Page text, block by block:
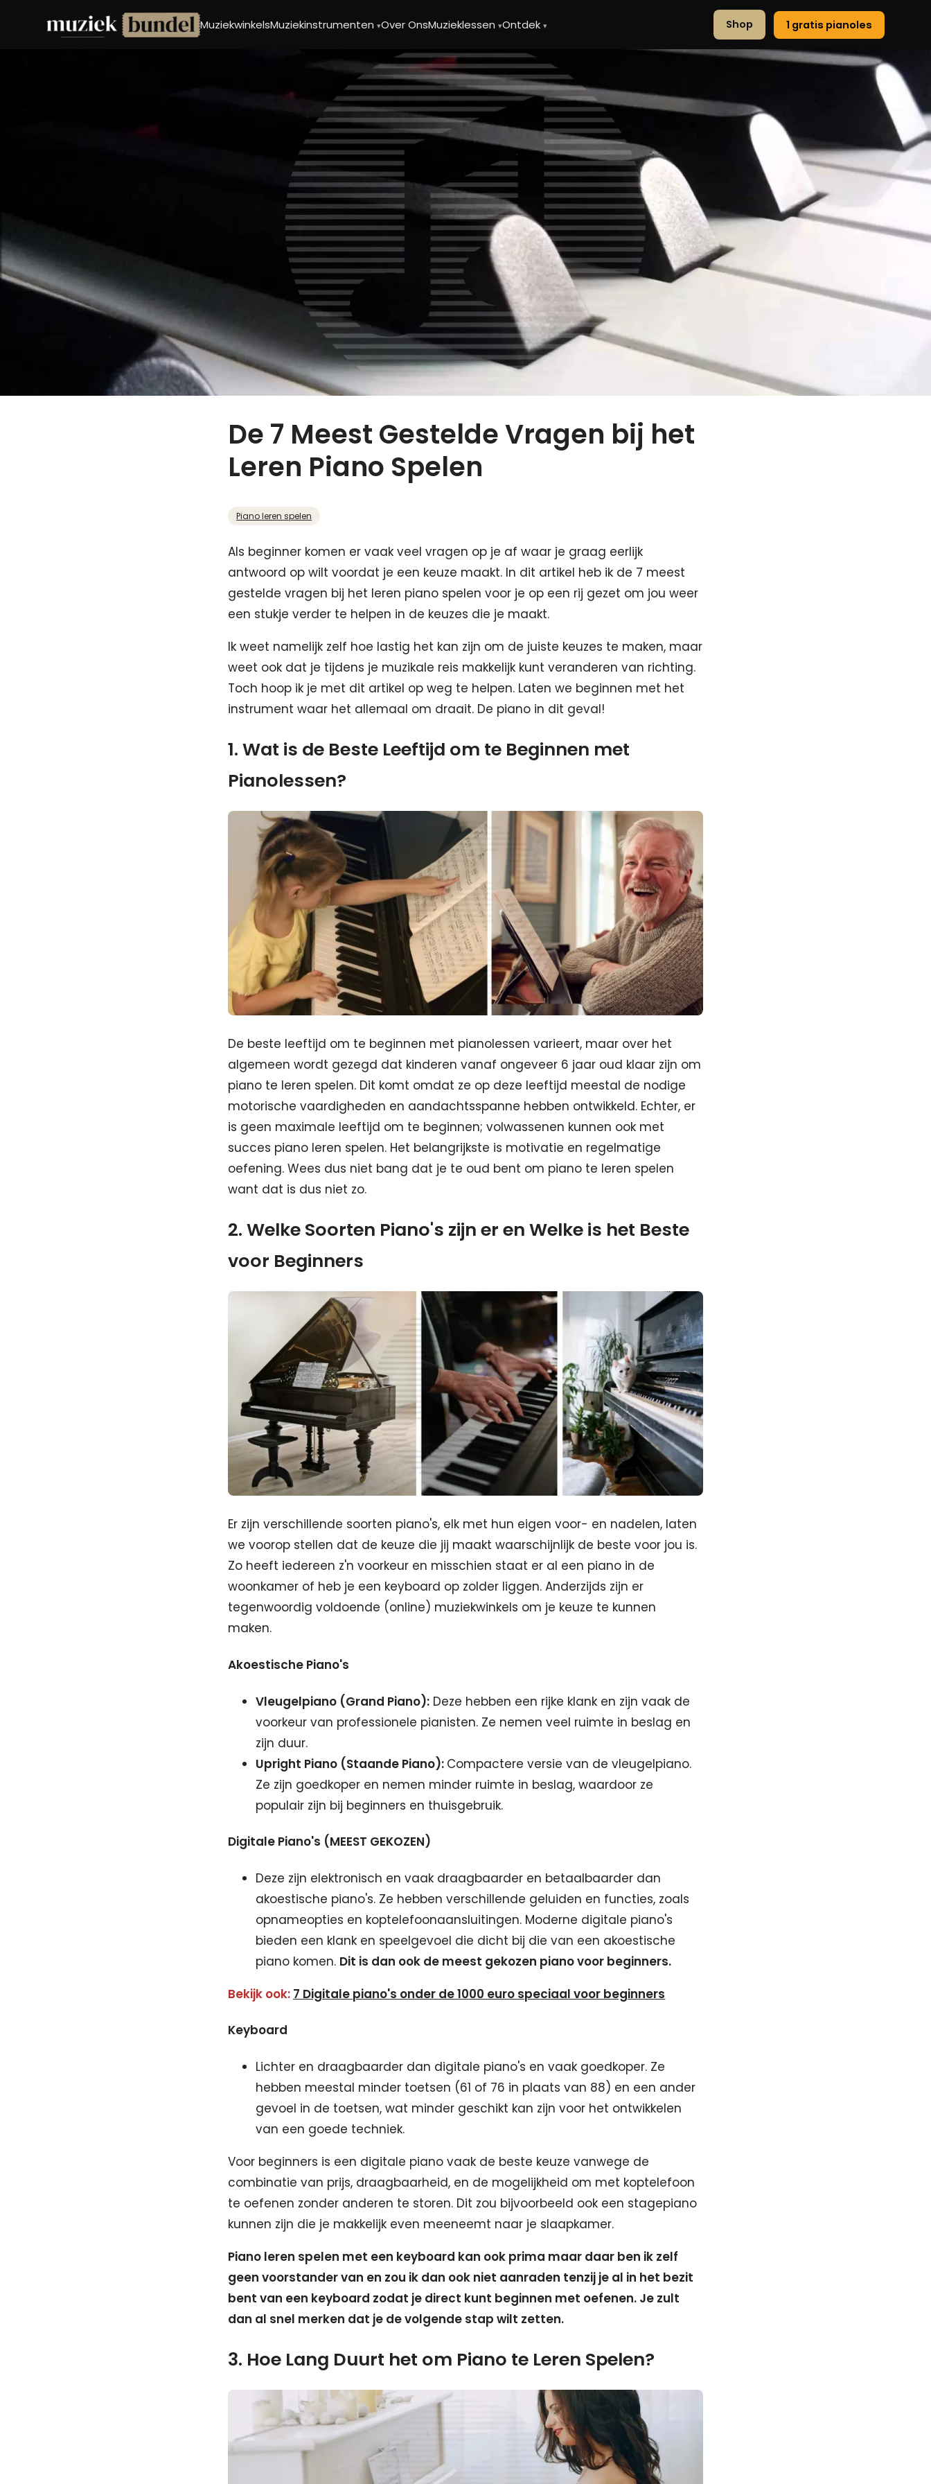
MuziekwinkelsMuziekinstrumenten▾Over OnsMuzieklessen▾Ontdek▾ Shop 1 gratis pianoles
De 7 Meest Gestelde Vragen bij het
Leren Piano Spelen
Piano leren spelen
Als beginner komen er vaak veel vragen op je af waar je graag eerlijk
antwoord op wilt voordat je een keuze maakt. In dit artikel heb ik de 7 meest
gestelde vragen bij het leren piano spelen voor je op een rij gezet om jou weer
een stukje verder te helpen in de keuzes die je maakt.
Ik weet namelijk zelf hoe lastig het kan zijn om de juiste keuzes te maken, maar
weet ook dat je tijdens je muzikale reis makkelijk kunt veranderen van richting.
Toch hoop ik je met dit artikel op weg te helpen. Laten we beginnen met het
instrument waar het allemaal om draait. De piano in dit geval!
1. Wat is de Beste Leeftijd om te Beginnen met
Pianolessen?
De beste leeftijd om te beginnen met pianolessen varieert, maar over het
algemeen wordt gezegd dat kinderen vanaf ongeveer 6 jaar oud klaar zijn om
piano te leren spelen. Dit komt omdat ze op deze leeftijd meestal de nodige
motorische vaardigheden en aandachtsspanne hebben ontwikkeld. Echter, er
is geen maximale leeftijd om te beginnen; volwassenen kunnen ook met
succes piano leren spelen. Het belangrijkste is motivatie en regelmatige
oefening. Wees dus niet bang dat je te oud bent om piano te leren spelen
want dat is dus niet zo.
2. Welke Soorten Piano's zijn er en Welke is het Beste
voor Beginners
Er zijn verschillende soorten piano's, elk met hun eigen voor- en nadelen, laten
we voorop stellen dat de keuze die jij maakt waarschijnlijk de beste voor jou is.
Zo heeft iedereen z'n voorkeur en misschien staat er al een piano in de
woonkamer of heb je een keyboard op zolder liggen. Anderzijds zijn er
tegenwoordig voldoende (online) muziekwinkels om je keuze te kunnen
maken.
Akoestische Piano's
Vleugelpiano (Grand Piano): Deze hebben een rijke klank en zijn vaak de
voorkeur van professionele pianisten. Ze nemen veel ruimte in beslag en
zijn duur.
Upright Piano (Staande Piano): Compactere versie van de vleugelpiano.
Ze zijn goedkoper en nemen minder ruimte in beslag, waardoor ze
populair zijn bij beginners en thuisgebruik.
Digitale Piano's (MEEST GEKOZEN)
Deze zijn elektronisch en vaak draagbaarder en betaalbaarder dan
akoestische piano's. Ze hebben verschillende geluiden en functies, zoals
opnameopties en koptelefoonaansluitingen. Moderne digitale piano's
bieden een klank en speelgevoel die dicht bij die van een akoestische
piano komen. Dit is dan ook de meest gekozen piano voor beginners.
Bekijk ook: 7 Digitale piano's onder de 1000 euro speciaal voor beginners
Keyboard
Lichter en draagbaarder dan digitale piano's en vaak goedkoper. Ze
hebben meestal minder toetsen (61 of 76 in plaats van 88) en een ander
gevoel in de toetsen, wat minder geschikt kan zijn voor het ontwikkelen
van een goede techniek.
Voor beginners is een digitale piano vaak de beste keuze vanwege de
combinatie van prijs, draagbaarheid, en de mogelijkheid om met koptelefoon
te oefenen zonder anderen te storen. Dit zou bijvoorbeeld ook een stagepiano
kunnen zijn die je makkelijk even meeneemt naar je slaapkamer.
Piano leren spelen met een keyboard kan ook prima maar daar ben ik zelf
geen voorstander van en zou ik dan ook niet aanraden tenzij je al in het bezit
bent van een keyboard zodat je direct kunt beginnen met oefenen. Je zult
dan al snel merken dat je de volgende stap wilt zetten.
3. Hoe Lang Duurt het om Piano te Leren Spelen?